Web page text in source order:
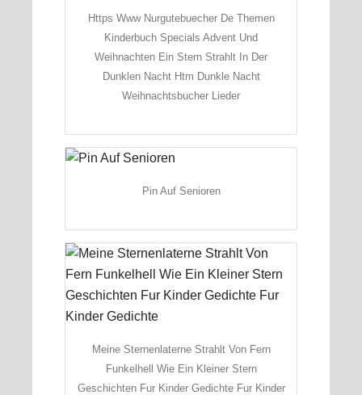
Https Www Nurgutebuecher De Themen
Kinderbuch Specials Advent Und
Weihnachten Ein Stern Strahlt In Der
Dunklen Nacht Htm Dunkle Nacht
Weihnachtsbucher Lieder
Pin Auf Senioren
Meine Sternenlaterne Strahlt Von Fern
Funkelhell Wie Ein Kleiner Stern
Geschichten Fur Kinder Gedichte Fur Kinder